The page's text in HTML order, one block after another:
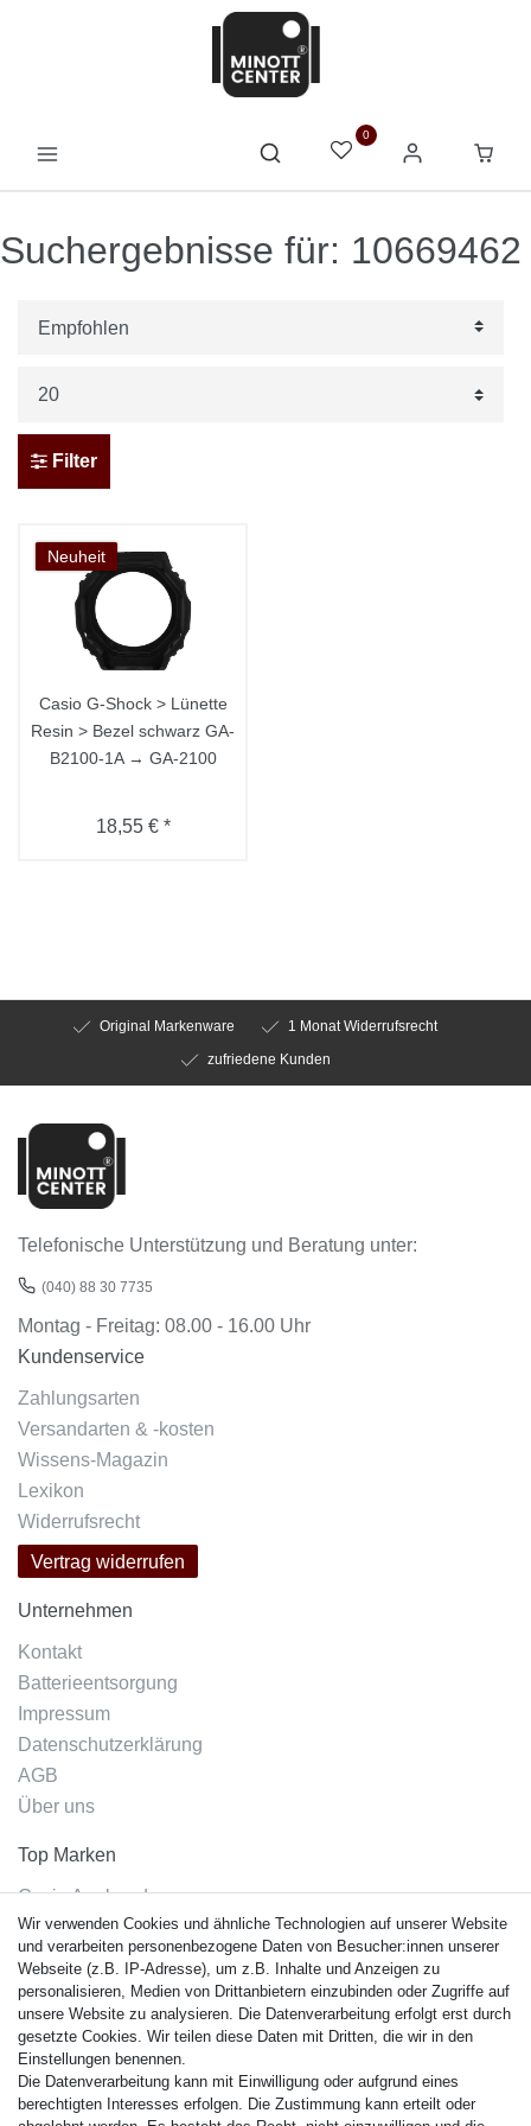
0
Suchergebnisse für: 10669462
Filter
Neuheit
Casio G-Shock > Lünette
Resin > Bezel schwarz GA-
B2100-1A → GA-2100
18,55 € *
Original Markenware
1 Monat Widerrufsrecht
zufriedene Kunden
Telefonische Unterstützung und Beratung unter:
(040) 88 30 7735
Montag - Freitag: 08.00 - 16.00 Uhr
Kundenservice
Zahlungsarten
Versandarten & -kosten
Wissens-Magazin
Lexikon
Widerrufsrecht
Vertrag widerrufen
Unternehmen
Kontakt
Batterieentsorgung
Impressum
Datenschutzerklärung
AGB
Über uns
Top Marken
Casio Armband
Festina Armband
Citizen Armband
M. Lacroix Armband
J. Lemans Armband
Uhrenarmbänder - Alle
Sicherheit
Wir verwenden Cookies und ähnliche Technologien auf unserer Website
und verarbeiten personenbezogene Daten von Besucher:innen unserer
Webseite (z.B. IP-Adresse), um z.B. Inhalte und Anzeigen zu
personalisieren, Medien von Drittanbietern einzubinden oder Zugriffe auf
unsere Website zu analysieren. Die Datenverarbeitung erfolgt erst durch
gesetzte Cookies. Wir teilen diese Daten mit Dritten, die wir in den
Einstellungen benennen.
Die Datenverarbeitung kann mit Einwilligung oder aufgrund eines
berechtigten Interesses erfolgen. Die Zustimmung kann erteilt oder